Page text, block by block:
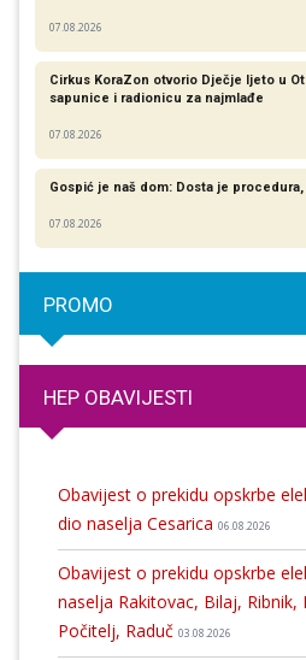
07.08.2026
Cirkus KoraZon otvorio Dječje ljeto u
sapunice i radionicu za najmlađe
07.08.2026
Gospić je naš dom: Dosta je
07.08.2026
PROMO
HEP OBAVIJESTI
Obavijest o prekidu opskrbe
dio naselja Cesarica 06.08.2026
Obavijest o prekidu opskrbe
naselja Rakitovac, Bilaj, Ribnik,
Počitelj, Raduč 03.08.2026